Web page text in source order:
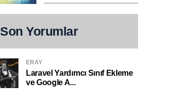
Son Yorumlar
ERAY
Laravel Yardımcı Sınıf Ekleme
ve Google A...